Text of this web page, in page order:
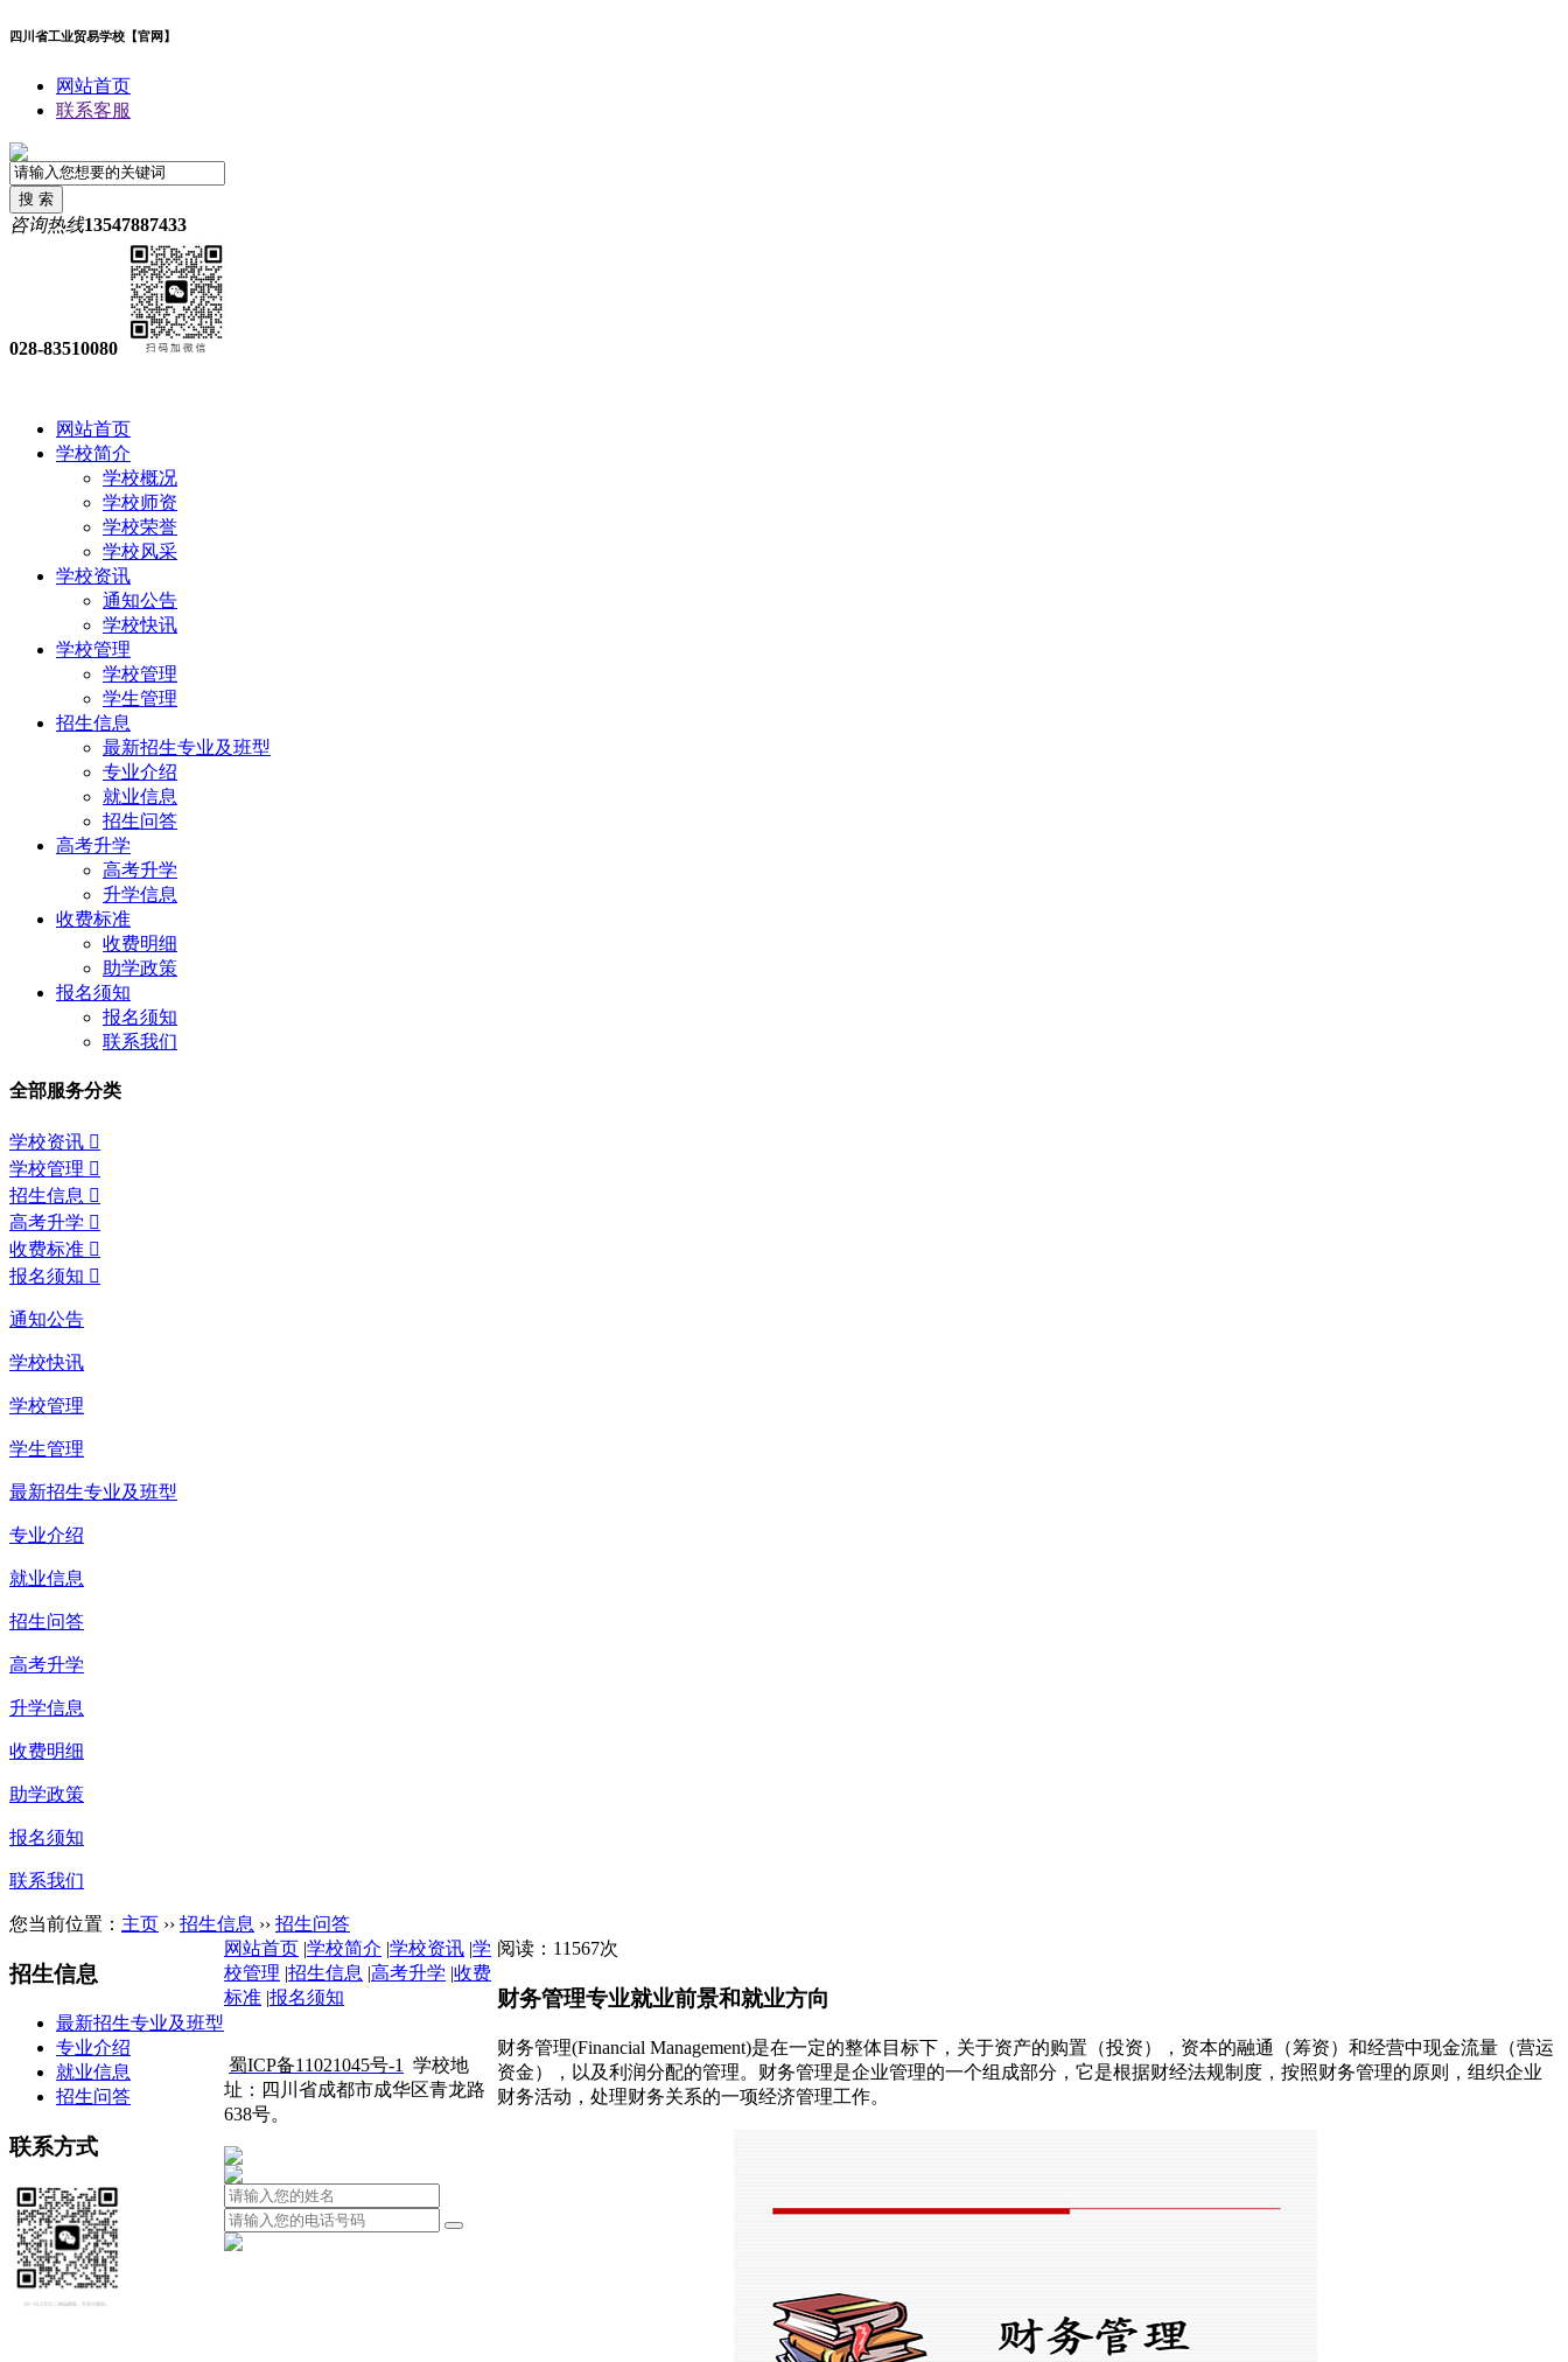
四川省工业贸易学校【官网】
网站首页
联系客服
咨询热线13547887433
028-83510080
网站首页
学校简介
学校概况
学校师资
学校荣誉
学校风采
学校资讯
通知公告
学校快讯
学校管理
学校管理
学生管理
招生信息
最新招生专业及班型
专业介绍
就业信息
招生问答
高考升学
高考升学
升学信息
收费标准
收费明细
助学政策
报名须知
报名须知
联系我们
全部服务分类
学校资讯 
学校管理 
招生信息 
高考升学 
收费标准 
报名须知 
通知公告
学校快讯
学校管理
学生管理
最新招生专业及班型
专业介绍
就业信息
招生问答
高考升学
升学信息
收费明细
助学政策
报名须知
联系我们
您当前位置： 主页 ›› 招生信息 ›› 招生问答
招生信息
最新招生专业及班型
专业介绍
就业信息
招生问答
联系方式
阅读：11567次
财务管理专业就业前景和就业方向
财务管理(Financial Management)是在一定的整体目标下，关于资产的购置（投资），资本的融通（筹资）和经营中现金流量（营运
资金），以及利润分配的管理。财务管理是企业管理的一个组成部分，它是根据财经法规制度，按照财务管理的原则，组织企业
财务活动，处理财务关系的一项经济管理工作。
网站首页 学校简介 学校资讯 学
校管理 招生信息 高考升学 收费
标准 报名须知
蜀ICP备11021045号-1 学校地
址：四川省成都市成华区青龙路
638号。